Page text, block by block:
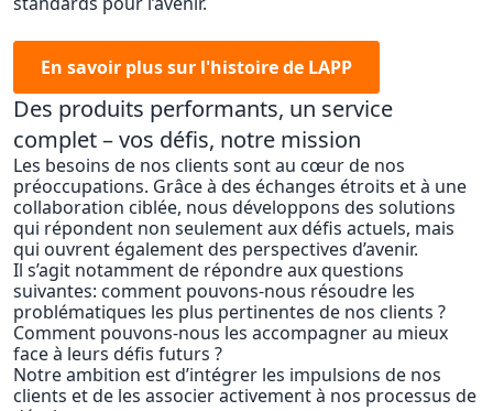
En savoir plus sur l'histoire de LAPP
Des produits performants, un service
complet – vos défis, notre mission
Les besoins de nos clients sont au cœur de nos
préoccupations. Grâce à des échanges étroits et à une
collaboration ciblée, nous développons des solutions
qui répondent non seulement aux défis actuels, mais
qui ouvrent également des perspectives d’avenir.
Il s’agit notamment de répondre aux questions
suivantes: comment pouvons-nous résoudre les
problématiques les plus pertinentes de nos clients ?
Comment pouvons-nous les accompagner au mieux
face à leurs défis futurs ?
Notre ambition est d’intégrer les impulsions de nos
clients et de les associer activement à nos processus de